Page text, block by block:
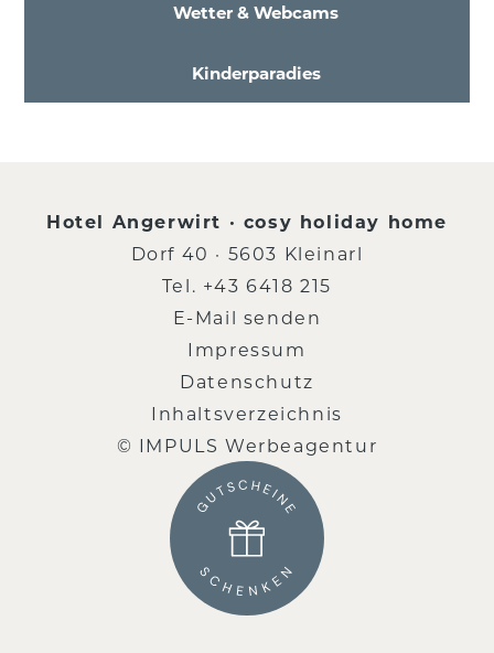
Wetter & Webcams
Kinderparadies
Hotel Angerwirt · cosy holiday home
Dorf 40 · 5603 Kleinarl
Tel. +43 6418 215
E-Mail senden
Impressum
Datenschutz
Inhaltsverzeichnis
© IMPULS Werbeagentur